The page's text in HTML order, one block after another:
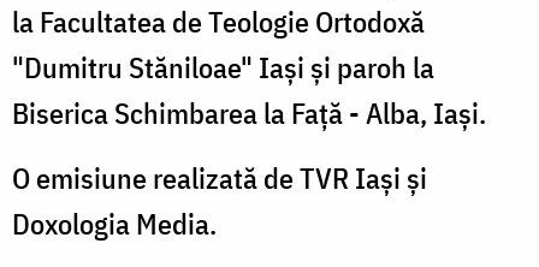
la Facultatea de Teologie Ortodoxă
"Dumitru Stăniloae" Iași și paroh la
Biserica Schimbarea la Față - Alba, Iași.
O emisiune realizată de TVR Iaşi şi
Doxologia Media.